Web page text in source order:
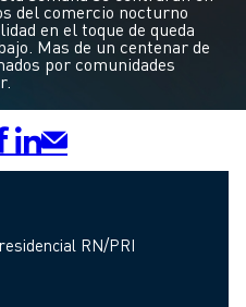
del comercio nocturno
en el toque de queda
Mas de un centenar de
por comunidades
RN/PRI